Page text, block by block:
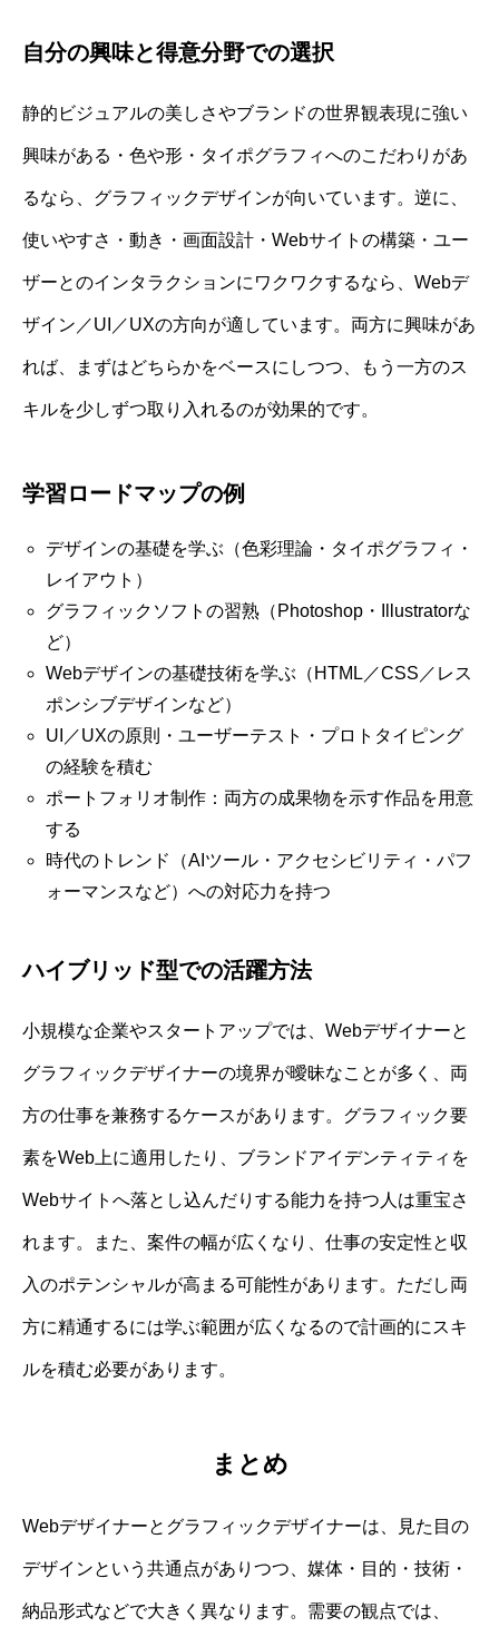
自分の興味と得意分野での選択
静的ビジュアルの美しさやブランドの世界観表現に強い
興味がある・色や形・タイポグラフィへのこだわりがあ
るなら、グラフィックデザインが向いています。逆に、
使いやすさ・動き・画面設計・Webサイトの構築・ユー
ザーとのインタラクションにワクワクするなら、Webデ
ザイン／UI／UXの方向が適しています。両方に興味があ
れば、まずはどちらかをベースにしつつ、もう一方のス
キルを少しずつ取り入れるのが効果的です。
学習ロードマップの例
デザインの基礎を学ぶ（色彩理論・タイポグラフィ・
レイアウト）
グラフィックソフトの習熟（Photoshop・Illustratorな
ど）
Webデザインの基礎技術を学ぶ（HTML／CSS／レス
ポンシブデザインなど）
UI／UXの原則・ユーザーテスト・プロトタイピング
の経験を積む
ポートフォリオ制作：両方の成果物を示す作品を用意
する
時代のトレンド（AIツール・アクセシビリティ・パフ
ォーマンスなど）への対応力を持つ
ハイブリッド型での活躍方法
小規模な企業やスタートアップでは、Webデザイナーと
グラフィックデザイナーの境界が曖昧なことが多く、両
方の仕事を兼務するケースがあります。グラフィック要
素をWeb上に適用したり、ブランドアイデンティティを
Webサイトへ落とし込んだりする能力を持つ人は重宝さ
れます。また、案件の幅が広くなり、仕事の安定性と収
入のポテンシャルが高まる可能性があります。ただし両
方に精通するには学ぶ範囲が広くなるので計画的にスキ
ルを積む必要があります。
まとめ
Webデザイナーとグラフィックデザイナーは、見た目の
デザインという共通点がありつつ、媒体・目的・技術・
納品形式などで大きく異なります。需要の観点では、